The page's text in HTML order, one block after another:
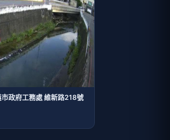
政府工務處 維新路218號